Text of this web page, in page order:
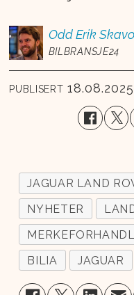
Odd Erik
BILBRANSJE24
PUBLISERT
JAGUAR LAND
NYHETER
BILIA
JAGUAR